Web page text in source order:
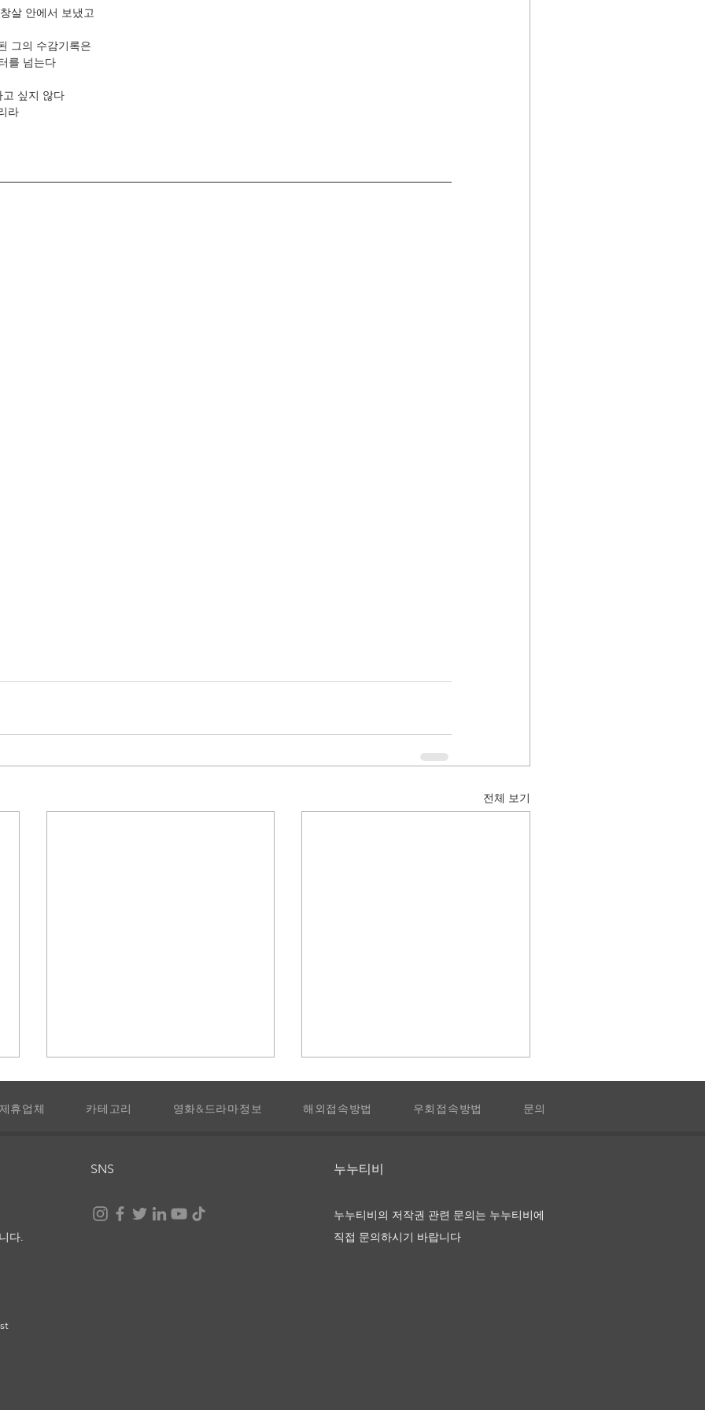
살 안에서 보냈고
그의 수감기록은
를 넘는다
싶지 않다
라
전체 보기
눈부신 세상 끝에서, 너와 나
휴업체 카테고리 영화&드라마정보 해외접속방법 우회접속방법 문의
다.
SNS ​누누티비
누누티비의 저작권 관련 문의는 누누티비에
직접 문의하시기 바랍니다